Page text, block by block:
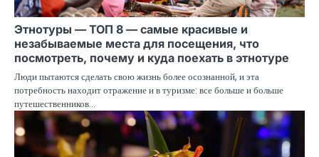
Этнотуры — ТОП 8 — самые красивые и
незабываемые места для посещения, что
посмотреть, почему и куда поехать в этнотуре
Люди пытаются сделать свою жизнь более осознанной, и эта
потребность находит отражение и в туризме: все больше и больше
путешественников…